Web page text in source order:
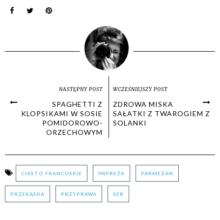
NASTĘPNY POST
SPAGHETTI Z
KLOPSIKAMI W SOSIE
POMIDOROWO-
ORZECHOWYM
WCZEŚNIEJSZY POST
ZDROWA MISKA
SAŁATKI Z TWAROGIEM Z
SOLANKI
CIASTO FRANCUSKIE IMPREZA PARMEZAN
PRZEKĄSKA PRZYPRAWA SER